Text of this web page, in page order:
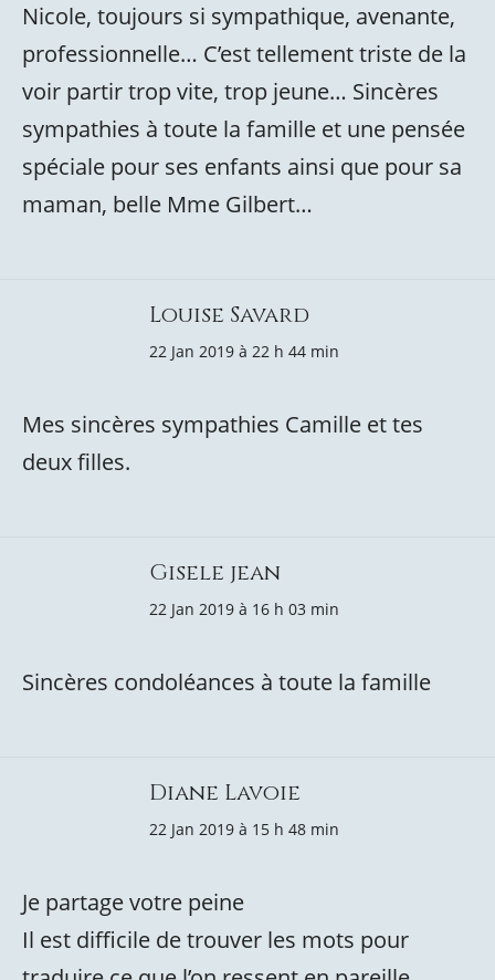
Nicole, toujours si sympathique, avenante,
professionnelle… C’est tellement triste de la
voir partir trop vite, trop jeune… Sincères
sympathies à toute la famille et une pensée
spéciale pour ses enfants ainsi que pour sa
maman, belle Mme Gilbert…
Louise Savard
22 Jan 2019 à 22 h 44 min
Mes sincères sympathies Camille et tes
deux filles.
Gisele jean
22 Jan 2019 à 16 h 03 min
Sincères condoléances à toute la famille
Diane Lavoie
22 Jan 2019 à 15 h 48 min
Je partage votre peine
Il est difficile de trouver les mots pour